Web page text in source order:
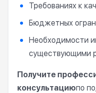
Требованиях к
Бюджетных
Необходимости
существующими
Получите
консультациюпо